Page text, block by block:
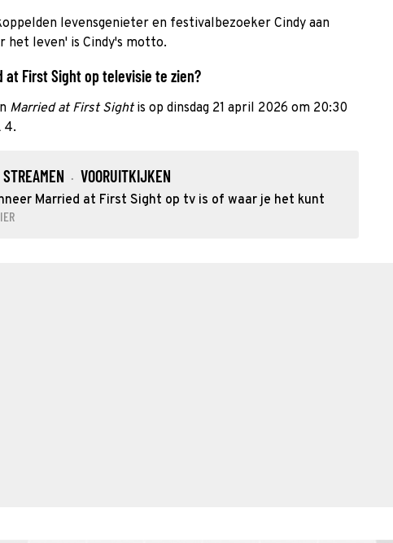
levensgenieter en festivalbezoeker Cindy aan
het leven' is Cindy's motto.
at First Sight op televisie te zien?
Married at First Sightis op dinsdag 21 april 2026 om 20:30
4.
STREAMEN · VOORUITKIJKEN
Married at First Sight op tv is of waar je het kunt